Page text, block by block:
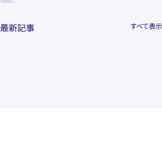
最新記事 すべて表示